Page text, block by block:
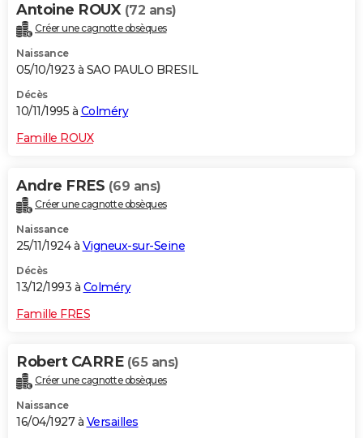
Antoine ROUX (72 ans)
Créer une cagnotte obsèques
Naissance
05/10/1923 à SAO PAULO BRESIL
Décès
10/11/1995 à Colméry
Famille ROUX
Andre FRES (69 ans)
Créer une cagnotte obsèques
Naissance
25/11/1924 à Vigneux-sur-Seine
Décès
13/12/1993 à Colméry
Famille FRES
Robert CARRE (65 ans)
Créer une cagnotte obsèques
Naissance
16/04/1927 à Versailles